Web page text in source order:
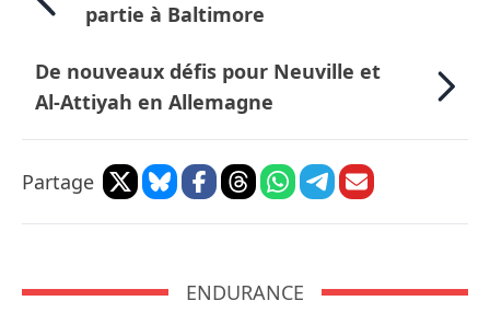
partie à Baltimore
De nouveaux défis pour Neuville et
Al-Attiyah en Allemagne
Partage
ENDURANCE